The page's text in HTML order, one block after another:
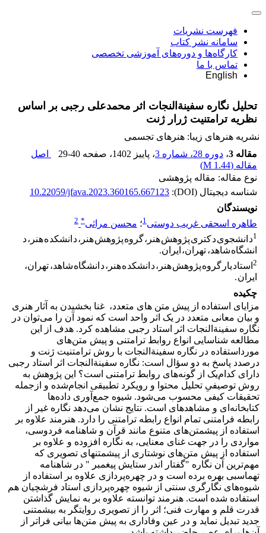
فهرست نشریات
سامانه نشر کتاب
کارگاه‌ها و دوره‌های آموزشی تخصصی
تماس با ما
English
تحلیل نگاره سفینة‌النجات اثر محمدعلی رجبی بر اساس
نظریه ترامتنیت ژرار ژنت
نشریه هنرهای زیبا: هنرهای تجسمی
مقاله 3
، دوره 28، شماره 3 ، پاییز 1402 ، صفحه 29-40
اصل
مقاله (1.44 M
)
نوع مقاله: مقاله پژوهشی
شناسه دیجیتال (DOI):
10.22059/jfava.2023.360165.667123
نویسندگان
طاهره اسحقی غریب دوستی1؛ محسن مراثی*
2
1د انشجوی د کتری پژوهش هنر، گروه پژوهش هنر، د انشکد ه هنر، د
انشگاه شاهد، تهران، ایران.
2 استاد یار گروه پژوهش هنر، د انشکد ه هنر، د انشگاه شاهد، تهران،
ایران .
چکیده
مزایای استفاده از پیش ­متن ­های متعدد، غنا بخشیدن به آثار هنری
و بیان معانی متعدد در یک اثر واحد است که نمود آن را می‌توان در
نگاره سفینة‌النجات اثر استاد رجبی مشاهده کرد. هدف از این
مطالعه شناسایی انواع روابط ترامتنی و پیش متن‌های
مورداستفاده در نگاره سفینة‌النجات با روش ترامتنیت ژنت و
درصدد پاسخ به دو سؤال است: نگاره سفینة‌النجات اثر استاد رجبی
دارای کدام‌یک از گونه‌های روابط ترامتنی است؟ این پژوهش به
روش توصیفیِ تحلیل محتوا و رویکرد تطبیقی انجام‌شده و ازجمله
تحقیقات کیفی محسوب می‌شود. شیوه جمع‌آوری داده‌ها
کتابخانه‌ای و مشاهده­ای است. نتایج نشان می‌دهد نگاره غیر از
رابطه فرامتنی تمام انواع رابطه ترامتنی را دارد. هنرمند علاوه بر
استفاده از پیش­متن‌های متنوع مانند قرآن و شاهنامه فردوسی،
مواردی را در جهت غنای معنایی، به نگاره افزوده و علاوه بر
استفاده از پیش­ متن‌های نوشتاری از پیش­متن­های تصویری که
مهم‌ترین آن نگاره "گفتار اندر ستایش پیغمبر " در شاهنامه
‌تهماسبی بهره برده است و در چهره‌پردازی علاوه بر استفاده از
شیوه‌های نگارگری سنتی از شیوه چهره‌پردازی استاد فرشچیان هم
استفاده شده است. هنرمند توانسته علاوه بر به نمایش گذاشتن
قدرت قلم و مهارت فنی؛ اثر را از تصویری روایتگر به بیش­متنی
جدید تبدیل نماید و در عین وفاداری به‌ پیش­ متن‌ها بیانی فراتر از